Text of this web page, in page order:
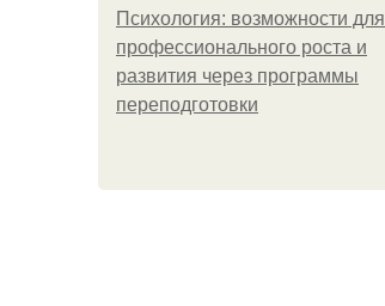
Психология: возможности для
профессионального роста и
развития через программы
переподготовки